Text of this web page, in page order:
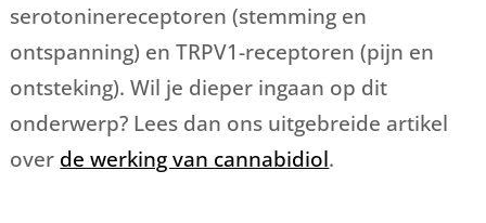
serotoninereceptoren (stemming en
ontspanning) en TRPV1-receptoren (pijn en
ontsteking). Wil je dieper ingaan op dit
onderwerp? Lees dan ons uitgebreide artikel
over de werking van cannabidiol.